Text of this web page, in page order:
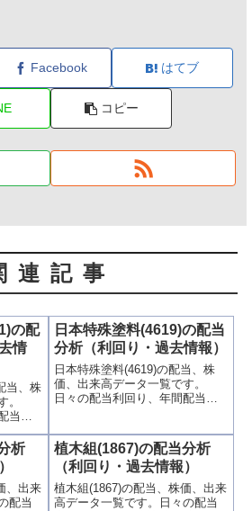
Facebook はてブ
コピー
連記事
の配
情
当、株
。
当比
、高
スな
すく
グも
日本特殊塗料(4619)の配当
分析（利回り・過去情報）
日本特殊塗料(4619)の配当、株
価、出来高データ一覧です。
日々の配当利回り、年間配当比
ど、表とグラフでわかりやすく
掲載、配当利回りランキングも
参考に！
析
、出来
配当
植木組(1867)の配当分析
（利回り・過去情報）
植木組(1867)の配当、株価、出来
高データ一覧です。日々の配当